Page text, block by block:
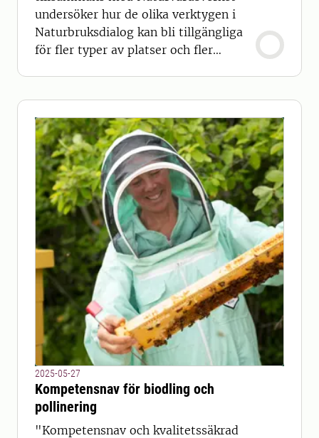
undersöker hur de olika verktygen i
Naturbruksdialog kan bli tillgängliga
för fler typer av platser och fler
2025-05-27
Kompetensnav för biodling och
pollinering
"Kompetensnav och kvalitetssäkrad